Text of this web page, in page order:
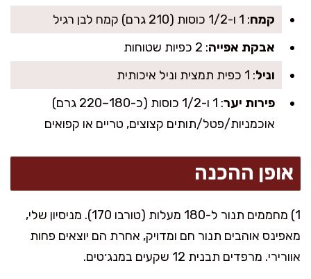
קמח: 1 ו-1/2 כוסות (210 גרם) קמח לבן רגיל
אבקת אפייה: 2 כפיות שטוחות
וניל: 1 כפית תמצית וניל איכותית
פירות יער
: 1 ו-1/2 כוסות (כ-180–220 גרם)
אוכמניות/פטל/תותים קצוצים, טריים או קפואים
אופן ההכנה
1) מחממים תנור ל-180 מעלות (טורבו 170). מניסיון שלי,
מאפינס אוהבים תנור חם ומדויק, אחרת הם יוצאים פחות
אוורירי. מרפדים תבנית 12 שקעים במנג׳טים.